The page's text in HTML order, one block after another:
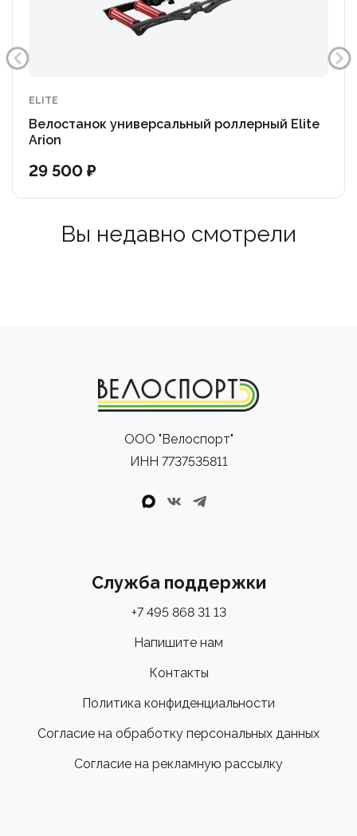
размерностью покрышек от 20” до 29”. В комплект
поставки входит ось Ø 5 мм со специальным
эксцентриком. Для работы со сквозными осями
необходимо приобрести специальный адаптер.
ELITE
Велостанок универсальный роллерный Elite
Arion
29 500 ₽
Вы недавно смотрели
ООО "Велоспорт"
ИНН 7737535811
Служба поддержки
+7 495 868 31 13
Напишите нам
Контакты
Политика конфиденциальности
Согласие на обработку персональных данных
Согласие на рекламную рассылку